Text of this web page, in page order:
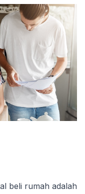
beli rumah adalah